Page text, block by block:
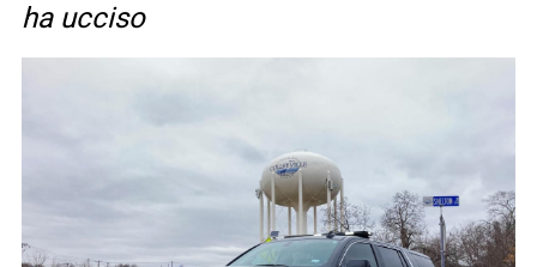
ha ucciso